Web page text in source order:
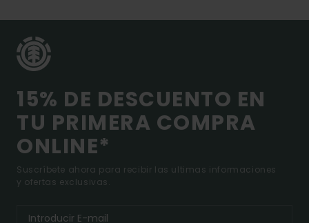
15% DE DESCUENTO EN
TU PRIMERA COMPRA
ONLINE*
Suscríbete ahora para recibir las ultimas informaciones
y ofertas exclusivas.